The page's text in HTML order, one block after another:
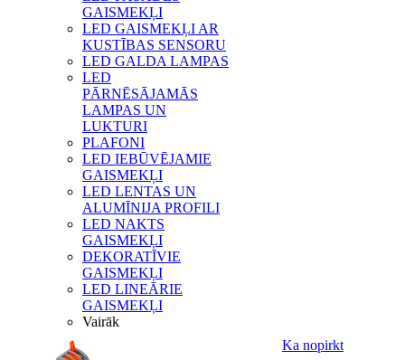
GAISMEKĻI
LED GAISMEKĻI AR
KUSTĪBAS SENSORU
LED GALDA LAMPAS
LED
PĀRNĒSĀJAMĀS
LAMPAS UN
LUKTURI
PLAFONI
LED IEBŪVĒJAMIE
GAISMEKĻI
LED LENTAS UN
ALUMĪNIJA PROFILI
LED NAKTS
GAISMEKĻI
DEKORATĪVIE
GAISMEKĻI
LED LINEĀRIE
GAISMEKĻI
Vairāk
Ka nopirkt